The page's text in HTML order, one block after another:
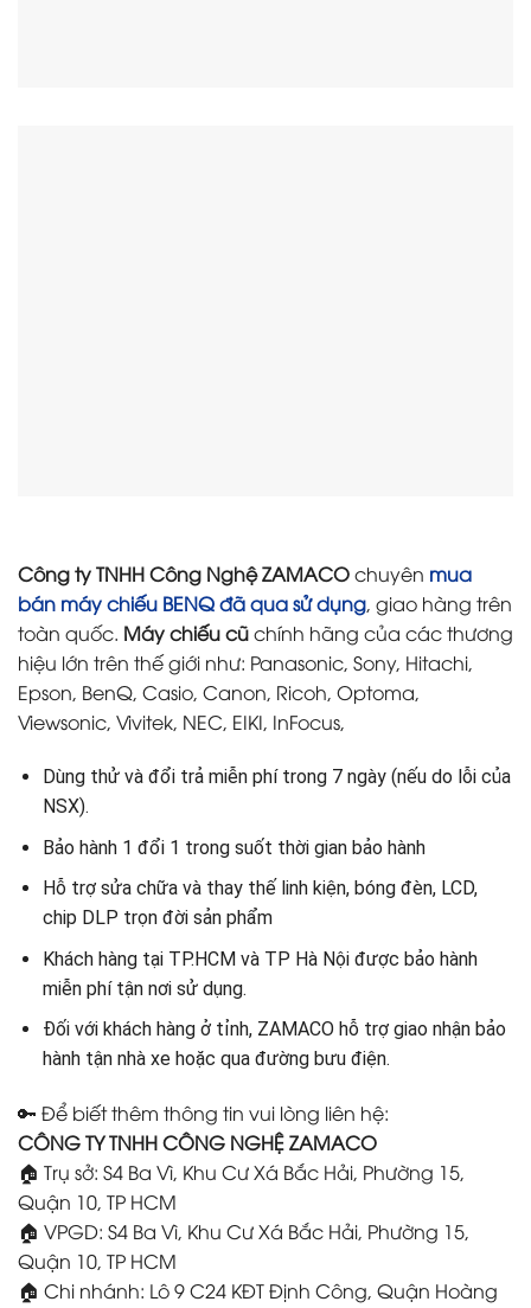
Công ty TNHH Công Nghệ ZAMACOchuyên mua
bán máy chiếu BENQ đã qua sử dụng, giao hàng trên
toàn quốc. Máy chiếu cũchính hãng của các thương
hiệu lớn trên thế giới như: Panasonic, Sony, Hitachi,
Epson, BenQ, Casio, Canon, Ricoh, Optoma,
Viewsonic, Vivitek, NEC, EIKI, InFocus,
Dùng thử và đổi trả miễn phí trong 7 ngày (nếu do lỗi của
NSX).
Bảo hành 1 đổi 1 trong suốt thời gian bảo hành
Hỗ trợ sửa chữa và thay thế linh kiện, bóng đèn, LCD,
chip DLP trọn đời sản phẩm
Khách hàng tại TP.HCM và TP Hà Nội được bảo hành
miễn phí tận nơi sử dụng.
Đối với khách hàng ở tỉnh, ZAMACO hỗ trợ giao nhận bảo
hành tận nhà xe hoặc qua đường bưu điện.
🔑 Để biết thêm thông tin vui lòng liên hệ:
CÔNG TY TNHH CÔNG NGHỆ ZAMACO
🏠 Trụ sở: S4 Ba Vì, Khu Cư Xá Bắc Hải, Phường 15,
Quận 10, TP HCM
🏠 VPGD: S4 Ba Vì, Khu Cư Xá Bắc Hải, Phường 15,
Quận 10, TP HCM
🏠 Chi nhánh: Lô 9 C24 KĐT Định Công, Quận Hoàng